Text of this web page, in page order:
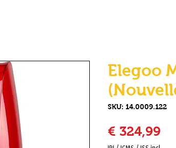
Elegoo
SKU: 14.0009.122
€ 324,99